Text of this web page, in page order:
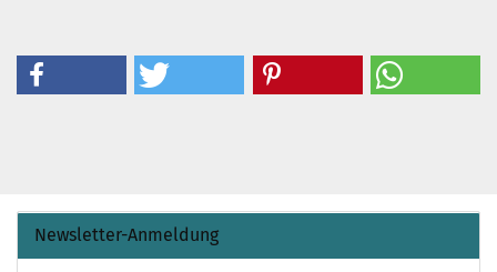
Newsletter-Anmeldung